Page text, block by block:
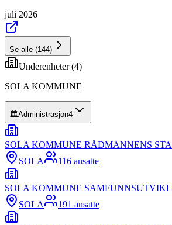
juli 2026
Se alle (144)
Underenheter (4)
SOLA KOMMUNE
🏛️Administrasjon4
SOLA KOMMUNE RÅDMANNENS
SOLA
116 ansatte
SOLA KOMMUNE
SOLA
191 ansatte